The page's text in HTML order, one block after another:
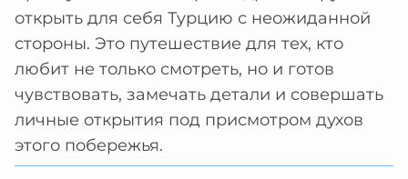
открыть для себя Турцию с неожиданной
стороны. Это путешествие для тех, кто
любит не только смотреть, но и готов
чувствовать, замечать детали и совершать
личные открытия под присмотром духов
этого побережья.